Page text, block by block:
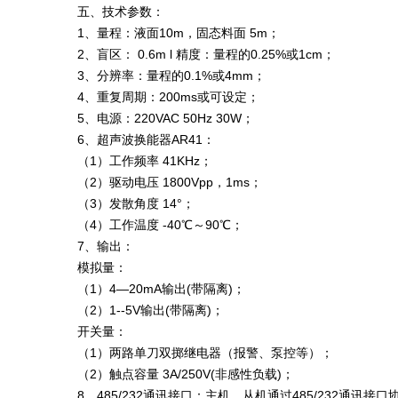
五、技术参数：
1、量程：液面10m，固态料面 5m；
2、盲区： 0.6m l 精度：量程的0.25%或1cm；
3、分辨率：量程的0.1%或4mm；
4、重复周期：200ms或可设定；
5、电源：220VAC 50Hz 30W；
6、超声波换能器AR41：
（1）工作频率 41KHz；
（2）驱动电压 1800Vpp，1ms；
（3）发散角度 14°；
（4）工作温度 -40℃～90℃；
7、输出：
模拟量：
（1）4—20mA输出(带隔离)；
（2）1--5V输出(带隔离)；
开关量：
（1）两路单刀双掷继电器（报警、泵控等）；
（2）触点容量 3A/250V(非感性负载)；